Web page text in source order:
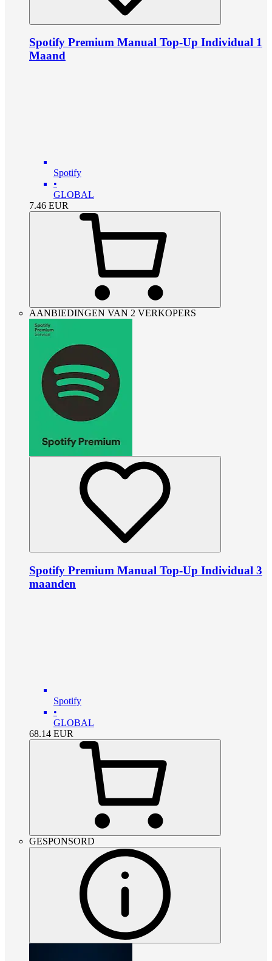
Spotify Premium Manual Top-Up Individual 1
Maand
Spotify
•
GLOBAL
7.46 EUR
AANBIEDINGEN VAN 2 VERKOPERS
Spotify Premium Manual Top-Up Individual 3
maanden
Spotify
•
GLOBAL
68.14 EUR
GESPONSORD